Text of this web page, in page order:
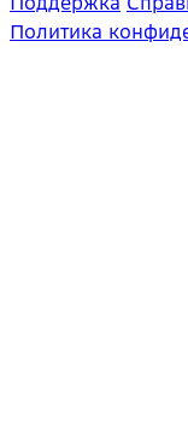
Политика